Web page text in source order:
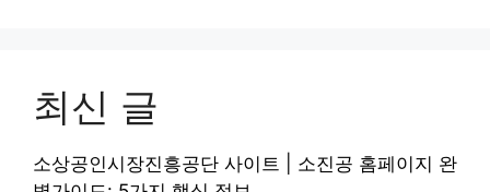
최신 글
소상공인시장진흥공단 사이트 | 소진공 홈페이지 완